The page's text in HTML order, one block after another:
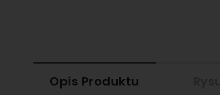
Opis Produktu